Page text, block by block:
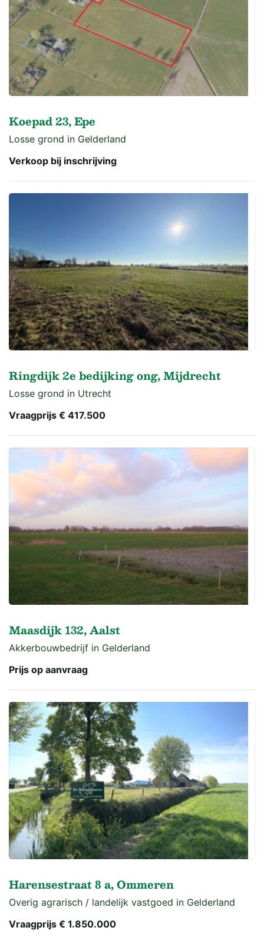
Koepad 23, Epe
Losse grond in Gelderland
Verkoop bij inschrijving
Ringdijk 2e bedijking ong, Mijdrecht
Losse grond in Utrecht
Vraagprijs € 417.500
Maasdijk 132, Aalst
Akkerbouwbedrijf in Gelderland
Prijs op aanvraag
Harensestraat 8 a, Ommeren
Overig agrarisch / landelijk vastgoed in Gelderland
Vraagprijs € 1.850.000